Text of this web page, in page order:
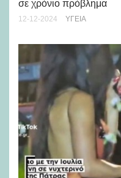
σε χρόνιο πρόβλημα
12-12-2024 ΥΓΕΊΑ